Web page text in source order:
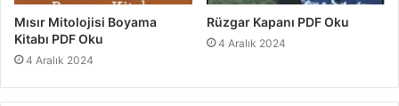
Mısır Mitolojisi Boyama
Kitabı PDF Oku
4 Aralık 2024
Rüzgar Kapanı PDF Oku
4 Aralık 2024